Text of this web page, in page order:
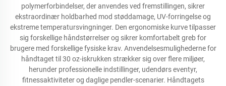
polymerforbindelser, der anvendes ved fremstillingen, sikrer
ekstraordinær holdbarhed mod støddamage, UV-forringelse og
ekstreme temperatursvingninger. Den ergonomiske kurve tilpasser
sig forskellige håndstørrelser og sikrer komfortabelt greb for
brugere med forskellige fysiske krav. Anvendelsesmulighederne for
håndtaget til 30 oz-iskrukken strækker sig over flere miljøer,
herunder professionelle indstillinger, udendørs eventyr,
fitnessaktiviteter og daglige pendler-scenarier. Håndtagets